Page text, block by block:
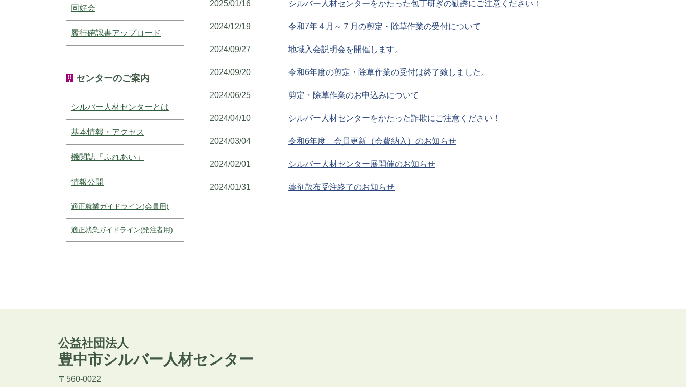
同好会
履行確認書アップロード
センターのご案内
シルバー人材センターとは
基本情報・アクセス
機関誌「ふれあい」
情報公開
適正就業ガイドライン(会員用)
適正就業ガイドライン(発注者用)
2025/01/16 シルバー人材センターをかたった包丁研ぎの勧誘にご注意ください！
2024/12/19 令和7年４月～７月の剪定・除草作業の受付について
2024/09/27 地域入会説明会を開催します。
2024/09/20 令和6年度の剪定・除草作業の受付は終了致しました。
2024/06/25 剪定・除草作業のお申込みについて
2024/04/10 シルバー人材センターをかたった詐欺にご注意ください！
2024/03/04 令和6年度 会員更新（会費納入）のお知らせ
2024/02/01 シルバー人材センター展開催のお知らせ
2024/01/31 薬剤散布受注終了のお知らせ
公益社団法人
豊中市シルバー人材センター
〒560-0022